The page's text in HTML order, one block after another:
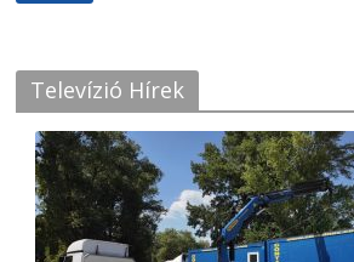
Televízió Hírek